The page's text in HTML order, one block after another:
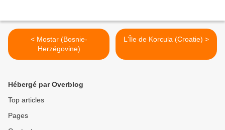
< Mostar (Bosnie-
Herzégovine)
L'Île de Korcula (Croatie) >
Hébergé par Overblog
Top articles
Pages